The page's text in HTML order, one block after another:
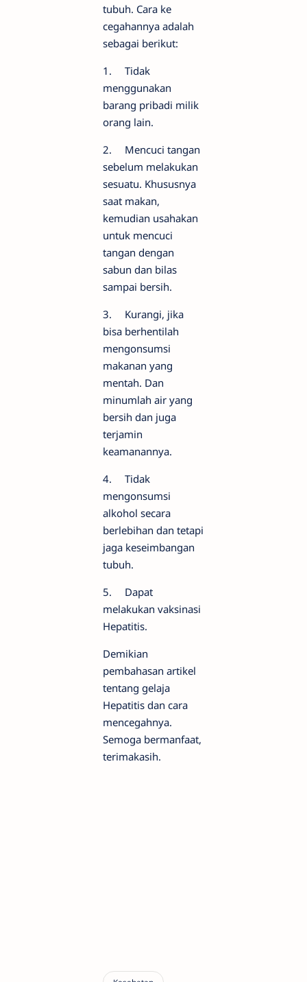
tubuh. Cara ke
cegahannya adalah
sebagai berikut:
1.
Tidak
menggunakan
barang pribadi milik
orang lain.
2.
Mencuci tangan
sebelum melakukan
sesuatu. Khususnya
saat makan,
kemudian usahakan
untuk mencuci
tangan dengan
sabun dan bilas
sampai bersih.
3.
Kurangi, jika
bisa berhentilah
mengonsumsi
makanan yang
mentah. Dan
minumlah air yang
bersih dan juga
terjamin
keamanannya.
4.
Tidak
mengonsumsi
alkohol secara
berlebihan dan tetapi
jaga keseimbangan
tubuh.
5.
Dapat
melakukan vaksinasi
Hepatitis.
Demikian
pembahasan artikel
tentang gelaja
Hepatitis dan cara
mencegahnya.
Semoga bermanfaat,
terimakasih.